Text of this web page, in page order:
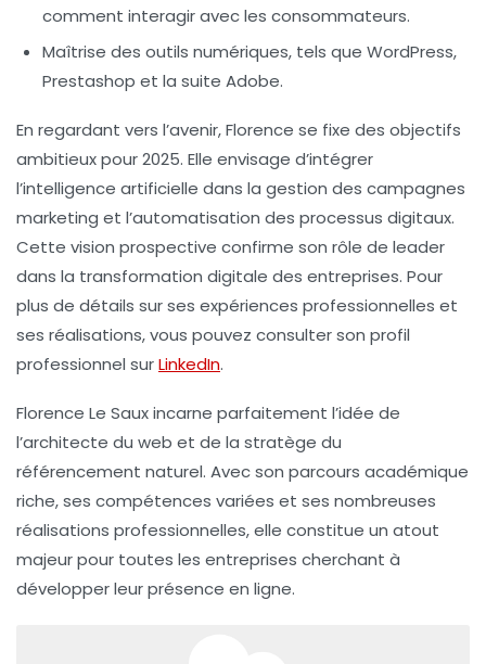
comment interagir avec les consommateurs.
Maîtrise des outils numériques, tels que WordPress,
Prestashop et la suite Adobe.
En regardant vers l’avenir, Florence se fixe des objectifs
ambitieux pour 2025. Elle envisage d’intégrer
l’intelligence artificielle dans la gestion des campagnes
marketing et l’automatisation des processus digitaux.
Cette vision prospective confirme son rôle de leader
dans la transformation digitale des entreprises. Pour
plus de détails sur ses expériences professionnelles et
ses réalisations, vous pouvez consulter son profil
professionnel surLinkedIn.
Florence Le Saux incarne parfaitement l’idée de
l’architecte du web et de la stratège du
référencement naturel. Avec son parcours académique
riche, ses compétences variées et ses nombreuses
réalisations professionnelles, elle constitue un atout
majeur pour toutes les entreprises cherchant à
développer leur présence en ligne.